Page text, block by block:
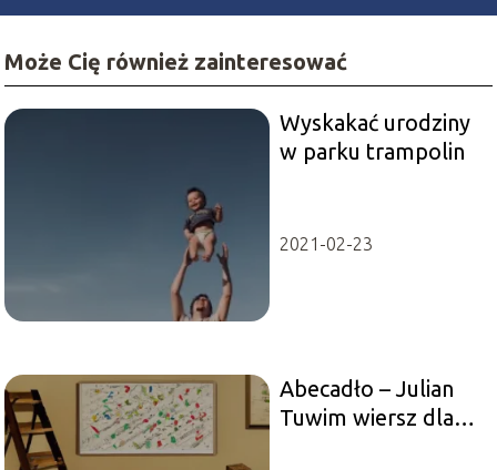
Może Cię również zainteresować
Wyskakać urodziny
w parku trampolin
2021-02-23
Abecadło – Julian
Tuwim wiersz dla